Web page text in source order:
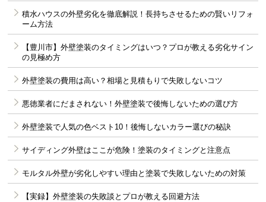
積水ハウスの外壁劣化を徹底解説！長持ちさせるための賢いリフォ
ーム方法
【豊川市】外壁塗装のタイミングはいつ？プロが教える劣化サイン
の見極め方
外壁塗装の費用は高い？相場と見積もりで失敗しないコツ
悪徳業者にだまされない！外壁塗装で後悔しないための選び方
外壁塗装で人気の色ベスト10！後悔しないカラー選びの秘訣
サイディング外壁はここが危険！塗装のタイミングと注意点
モルタル外壁が劣化しやすい理由と塗装で失敗しないための対策
【実録】外壁塗装の失敗談とプロが教える回避方法